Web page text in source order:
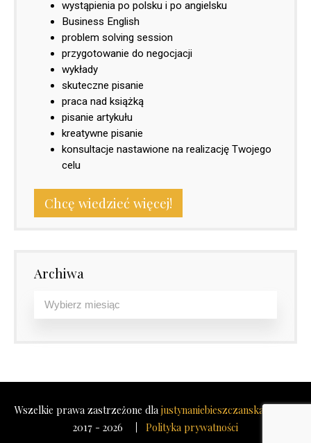
wystąpienia po polsku i po angielsku
Business English
problem solving session
przygotowanie do negocjacji
wykłady
skuteczne pisanie
praca nad książką
pisanie artykułu
kreatywne pisanie
konsultacje nastawione na realizację Twojego
celu
Chcę wiedzieć więcej!
Archiwa
Wszelkie prawa zastrzeżone dla justynaniebieszczanska.com
2017 - 2026
Polityka prywatności